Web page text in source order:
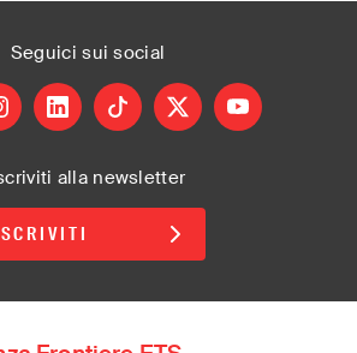
Seguici sui social
linkedintiktok X youtube
alla newsletter